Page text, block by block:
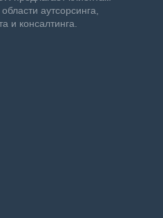
аутсорсинга,
и консалтинга.